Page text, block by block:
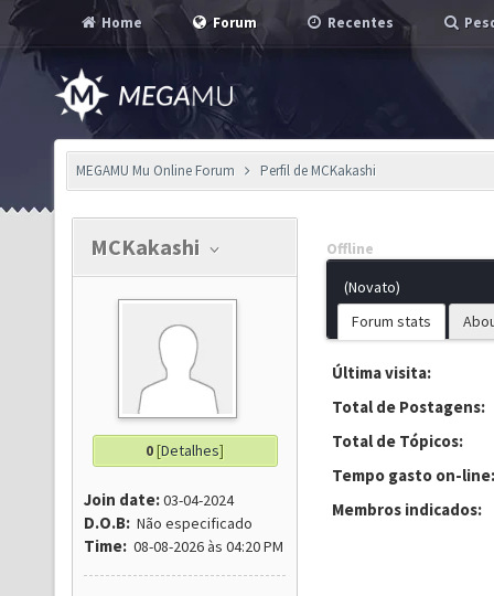
Home Forum Recentes
MEGAMU Mu Online Forum Perfil de MCKakashi
MCKakashi
0[Detalhes]
Join date:03-04-2024
D.O.B: Não especificado
Time: 08-08-2026 às 04:20 PM
Offline
(Novato)
Forum stats
Última visita:
Total de Postagens:
Total de Tópicos:
Tempo gasto on-line:
Membros indicados: